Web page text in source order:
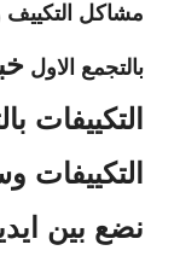
مشاكل التكييف
بالتجمع الاول
التكييفات
التكييفات
نضع بين